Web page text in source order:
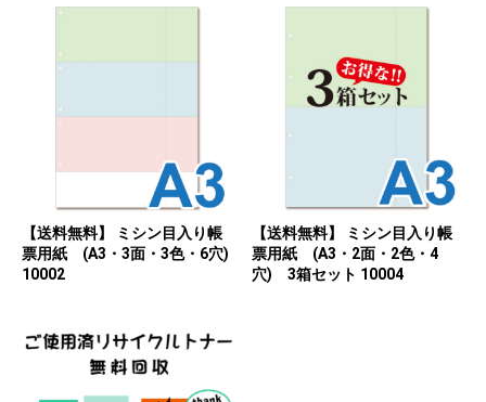
【送料無料】 ミシン目入り帳
票用紙 (A3・3面・3色・6穴)
10002
【送料無料】 ミシン目入り帳
票用紙 (A3・2面・2色・4
穴) 3箱セット 10004